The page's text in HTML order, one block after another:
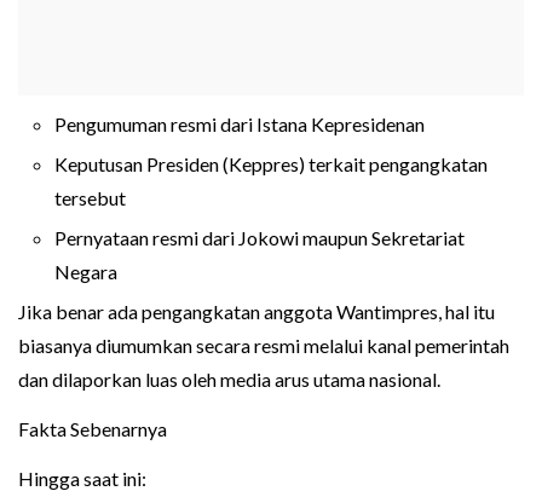
Pengumuman resmi dari Istana Kepresidenan
Keputusan Presiden (Keppres) terkait pengangkatan
tersebut
Pernyataan resmi dari Jokowi maupun Sekretariat
Negara
Jika benar ada pengangkatan anggota Wantimpres, hal itu
biasanya diumumkan secara resmi melalui kanal pemerintah
dan dilaporkan luas oleh media arus utama nasional.
Fakta Sebenarnya
Hingga saat ini: